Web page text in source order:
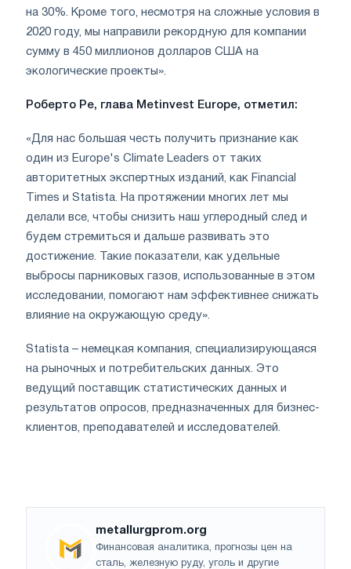
на 30%. Кроме того, несмотря на сложные условия в
2020 году, мы направили рекордную для компании
сумму в 450 миллионов долларов США на
экологические проекты».
Роберто Ре, глава Metinvest Europe, отметил:
«Для нас большая честь получить признание как
один из Europe's Climate Leaders от таких
авторитетных экспертных изданий, как Financial
Times и Statista. На протяжении многих лет мы
делали все, чтобы снизить наш углеродный след и
будем стремиться и дальше развивать это
достижение. Такие показатели, как удельные
выбросы парниковых газов, использованные в этом
исследовании, помогают нам эффективнее снижать
влияние на окружающую среду».
Statista – немецкая компания, специализирующаяся
на рыночных и потребительских данных. Это
ведущий поставщик статистических данных и
результатов опросов, предназначенных для бизнес-
клиентов, преподавателей и исследователей.
metallurgprom.org
Финансовая аналитика, прогнозы цен на
сталь, железную руду, уголь и другие